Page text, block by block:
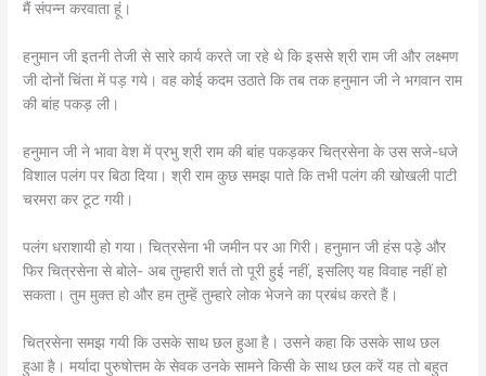
मैं संपन्न करवाता हूं।
हनुमान जी इतनी तेजी से सारे कार्य करते जा रहे थे कि इससे श्री राम जी और लक्ष्मण
जी दोनों चिंता में पड़ गये। वह कोई कदम उठाते कि तब तक हनुमान जी ने भगवान राम
की बांह पकड़ ली।
हनुमान जी ने भावा वेश में प्रभु श्री राम की बांह पकड़कर चित्रसेना के उस सजे-धजे
विशाल पलंग पर बिठा दिया। श्री राम कुछ समझ पाते कि तभी पलंग की खोखली पाटी
चरमरा कर टूट गयी।
पलंग धराशायी हो गया। चित्रसेना भी जमीन पर आ गिरी। हनुमान जी हंस पड़े और
फिर चित्रसेना से बोले- अब तुम्हारी शर्त तो पूरी हुई नहीं, इसलिए यह विवाह नहीं हो
सकता। तुम मुक्त हो और हम तुम्हें तुम्हारे लोक भेजने का प्रबंध करते हैं।
चित्रसेना समझ गयी कि उसके साथ छल हुआ है। उसने कहा कि उसके साथ छल
हुआ है। मर्यादा पुरुषोत्तम के सेवक उनके सामने किसी के साथ छल करें यह तो बहुत